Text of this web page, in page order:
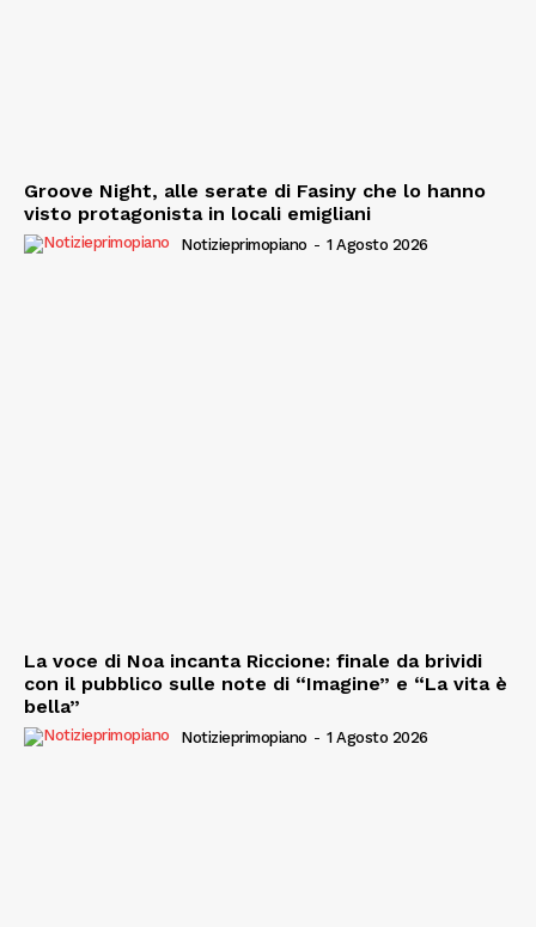
Groove Night, alle serate di Fasiny che lo hanno
visto protagonista in locali emigliani
Notizieprimopiano - 1 Agosto 2026
La voce di Noa incanta Riccione: finale da brividi
con il pubblico sulle note di “Imagine” e “La vita è
bella”
Notizieprimopiano - 1 Agosto 2026